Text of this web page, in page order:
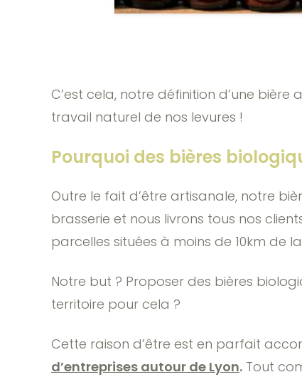
C’est cela, notre définition d’une
travail naturel de nos levures !
Pourquoi des bières
Outre le fait d’être artisanale, notre
brasserie et nous livrons tous nos
parcelles situées à moins de 10km de
Notre but ? Proposer des bières
territoire pour cela ?
Cette raison d’être est en parfait
d’entreprises autour de Lyon. Tout